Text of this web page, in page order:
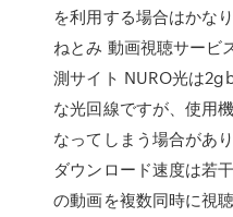
を利用する場合はかな
ねとみ 動画視聴サー
測サイト NURO光は
な光回線ですが、使用
なってしまう場合があ
ダウンロード速度は若
の動画を複数同時に視